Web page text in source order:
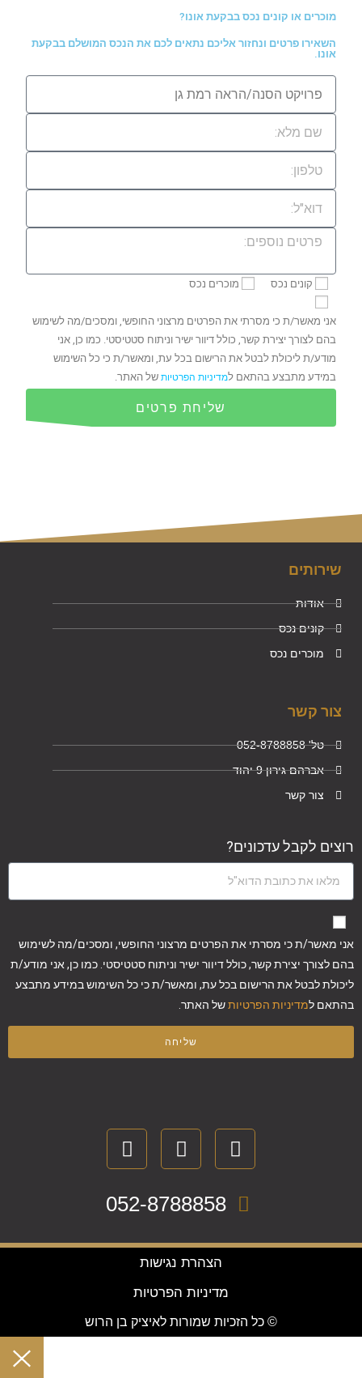
מוכרים או קונים נכס בבקעת אונו?
השאירו פרטים ונחזור אליכם נתאים לכם את הנכס המושלם בבקעת
אונו.
קונים נכס מוכרים נכס
אני מאשר/ת כי מסרתי את הפרטים מרצוני החופשי, ומסכים/מה לשימוש
בהם לצורך יצירת קשר, כולל דיוור ישיר וניתוח סטטיסטי. כמו כן, אני
מודע/ת ליכולת לבטל את הרישום בכל עת, ומאשר/ת כי כל השימוש
במידע מתבצע בהתאם למדיניות הפרטיות של האתר.
שליחת פרטים
שירותים
אודות
קונים נכס
מוכרים נכס
צור קשר
טל' 052-8788858
אברהם גירון 9 יהוד
צור קשר
רוצים לקבל עדכונים?
אני מאשר/ת כי מסרתי את הפרטים מרצוני החופשי, ומסכים/מה לשימוש
בהם לצורך יצירת קשר, כולל דיוור ישיר וניתוח סטטיסטי. כמו כן, אני מודע/ת
ליכולת לבטל את הרישום בכל עת, ומאשר/ת כי כל השימוש במידע מתבצע
בהתאם למדיניות הפרטיותשל האתר.
שליחה
052-8788858
הצהרת נגישות
מדיניות הפרטיות
© כל הזכיות שמורות לאיציק בן הרוש